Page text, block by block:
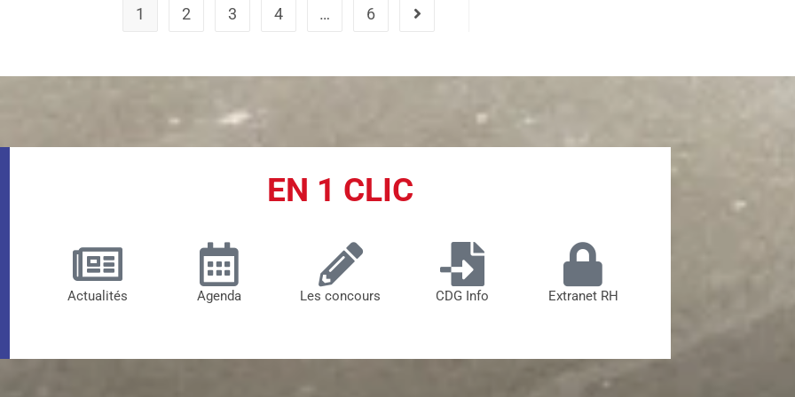
1 2 3 4 … 6
EN 1 CLIC
Actualités Agenda Les concours CDG Info Extranet RH